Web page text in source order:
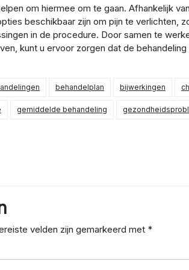
om hiermee om te gaan. Afhankelijk
beschikbaar zijn om pijn te verlichten,
in de procedure. Door samen te
kunt u ervoor zorgen dat de behandeling
behandelplan bijwerkingen
gemiddelde behandeling
velden zijn gemarkeerd met *